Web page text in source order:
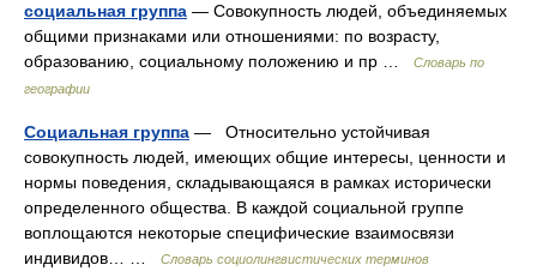
социальная группа — Совокупность людей, объединяемых
общими признаками или отношениями: по возрасту,
образованию, социальному положению и пр …
Словарь по
географии
Социальная группа — Относительно устойчивая
совокупность людей, имеющих общие интересы, ценности и
нормы поведения, складывающаяся в рамках исторически
определенного общества. В каждой социальной группе
воплощаются некоторые специфические взаимосвязи
индивидов… …
Словарь социолингвистических терминов